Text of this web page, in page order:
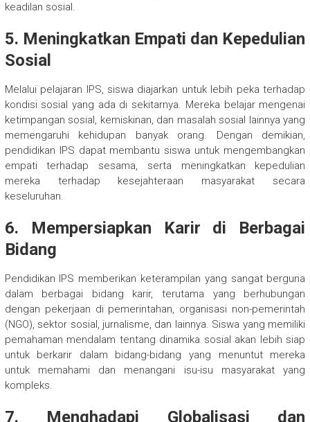
keadilan sosial.
5. Meningkatkan Empati dan Kepedulian
Sosial
Melalui pelajaran IPS, siswa diajarkan untuk lebih peka terhadap
kondisi sosial yang ada di sekitarnya. Mereka belajar mengenai
ketimpangan sosial, kemiskinan, dan masalah sosial lainnya yang
memengaruhi kehidupan banyak orang. Dengan demikian,
pendidikan IPS dapat membantu siswa untuk mengembangkan
empati terhadap sesama, serta meningkatkan kepedulian
mereka terhadap kesejahteraan masyarakat secara
keseluruhan.
6. Mempersiapkan Karir di Berbagai
Bidang
Pendidikan IPS memberikan keterampilan yang sangat berguna
dalam berbagai bidang karir, terutama yang berhubungan
dengan pekerjaan di pemerintahan, organisasi non-pemerintah
(NGO), sektor sosial, jurnalisme, dan lainnya. Siswa yang memiliki
pemahaman mendalam tentang dinamika sosial akan lebih siap
untuk berkarir dalam bidang-bidang yang menuntut mereka
untuk memahami dan menangani isu-isu masyarakat yang
kompleks.
7. Menghadapi Globalisasi dan